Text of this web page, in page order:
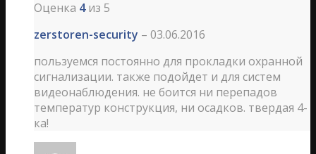
Оценка 4из 5
zerstoren-security – 03.06.2016
пользуемся постоянно для прокладки охранной
сигнализации. также подойдет и для систем
видеонаблюдения. не боится ни перепадов
температур конструкция, ни осадков. твердая 4-
ка!